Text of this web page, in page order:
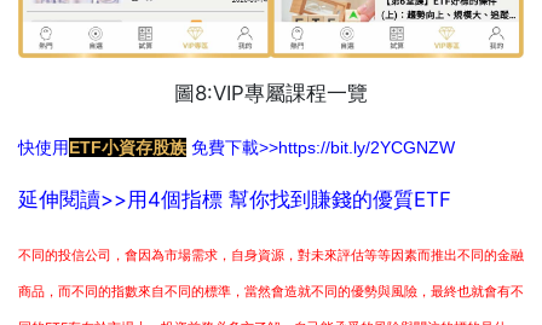
圖8:VIP專屬課程一覽
快使用ETF小資存股族 免費下載>>https://bit.ly/2YCGNZW
延伸閱讀>>用4個指標 幫你找到賺錢的優質ETF
不同的投信公司，會因為市場需求，自身資源，對未來評估等等因素而推出不同的金融
商品，而不同的指數來自不同的標準，當然會造就不同的優勢與風險，最終也就會有不